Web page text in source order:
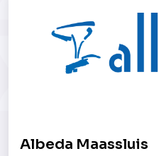
Albeda Maassluis